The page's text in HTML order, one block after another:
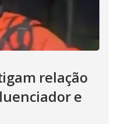
relação
e